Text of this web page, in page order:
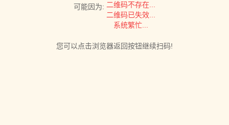
可能因为: 二维码不存在...
二维码已失效...
系统繁忙...
您可以点击浏览器返回按钮继续扫码!